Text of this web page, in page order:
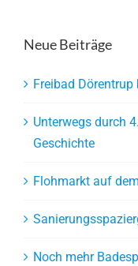
Neue Beiträge
Freibad
Unterwegs durch
Geschichte
Flohmarkt auf
Noch mehr